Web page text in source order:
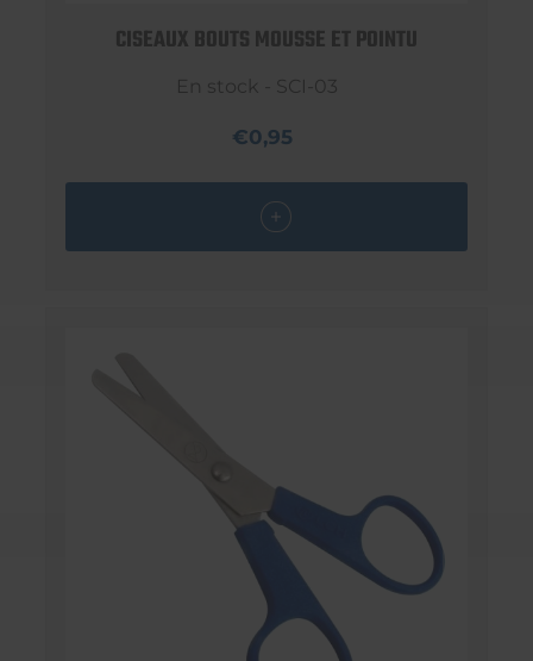
CISEAUX BOUTS MOUSSE ET POINTU
En stock - SCI-03
€0,95